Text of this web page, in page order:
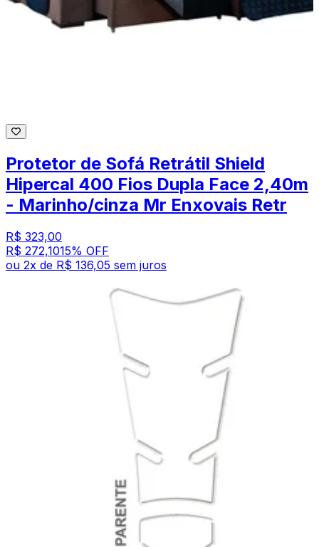
Protetor de Sofá Retrátil Shield
Hipercal 400 Fios Dupla Face 2,40m
- Marinho/cinza Mr Enxovais Retr
R$ 323,00
R$ 272,1015% OFF
ou 2x de R$ 136,05 sem juros